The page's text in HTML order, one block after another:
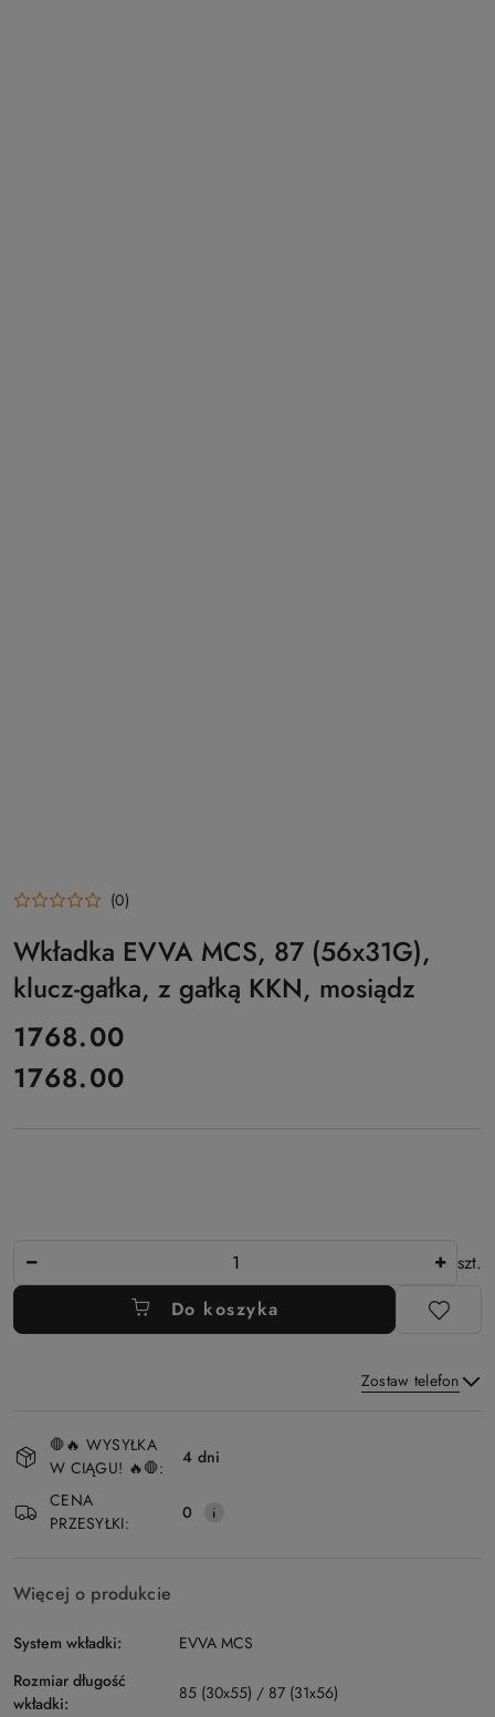
(0)
Wkładka EVVA MCS, 87 (56x31G),
klucz-gałka, z gałką KKN, mosiądz
cena:
1768.00
Cena:
1768.00
szt.
Do koszyka
Zostaw telefon
i
dostawa
🛑🔥 WYSYŁKA
W CIĄGU! 🔥🛑:
4 dni
CENA
PRZESYŁKI:
0
Więcej o produkcie
System wkładki:
EVVA MCS
Rozmiar długość
wkładki:
85 (30x55) / 87 (31x56)